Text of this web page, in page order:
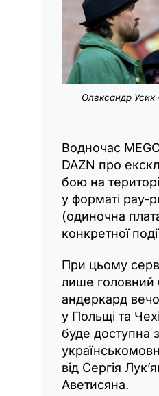
Олександр Усик
Водночас
DAZN про
бою на
у форматі pay-
(одиночна
конкретної
При цьому
лише головний
андеркард
у Польщі та
буде доступна з
від Сергія
Аветисяна.